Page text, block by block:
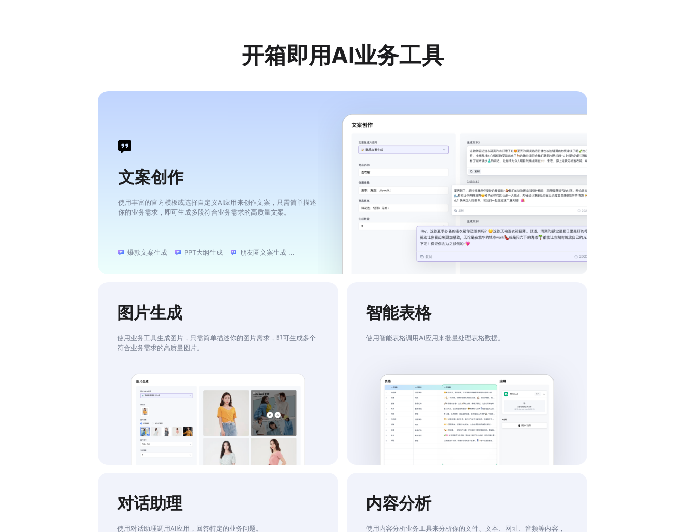
开箱即用AI业务工具
文案创作
使用丰富的官方模板或选择自定义AI应用来创作文案，只需简单描述
你的业务需求，即可生成多段符合业务需求的高质量文案。
爆款文案生成 PPT大纲生成 朋友圈文案生成 ...
图片生成
使用业务工具生成图片，只需简单描述你的图片需求，即可生成多个
符合业务需求的高质量图片。
智能表格
使用智能表格调用AI应用来批量处理表格数据。
对话助理
使用对话助理调用AI应用，回答特定的业务问题。
内容分析
使用内容分析业务工具来分析你的文件、文本、网址、音频等内容，